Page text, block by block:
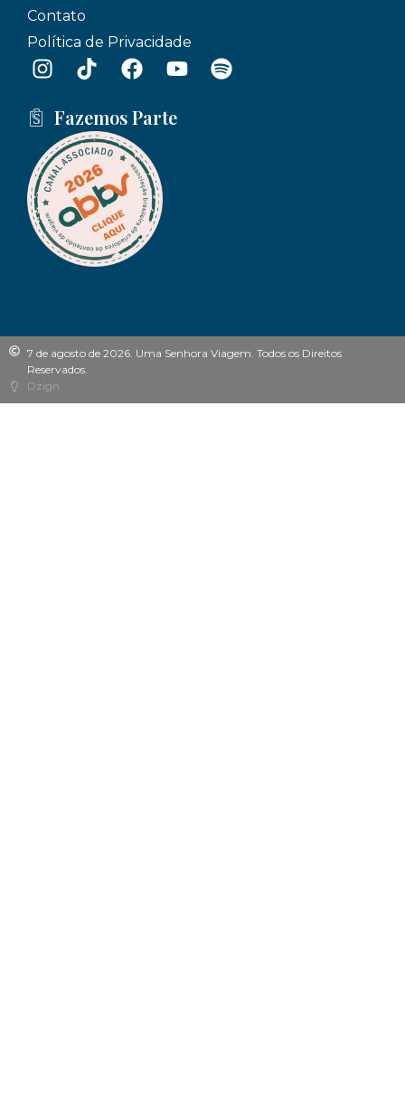
Contato
Política de Privacidade
Fazemos Parte
7 de agosto de 2026. Uma Senhora Viagem. Todos os Direitos
Reservados.
Dzign